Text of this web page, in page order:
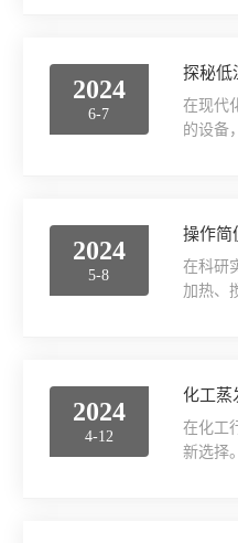
2024
6-7
探秘低
在现代
的设备
2024
5-8
操作简
在科研
加热、
2024
4-12
化工蒸
在化工
新选择